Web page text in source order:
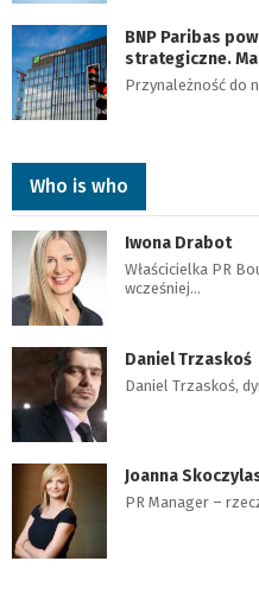
BNP Paribas
strategiczne.
Przynależność do
Who is who
Iwona Drabot
Właścicielka PR
wcześniej…
Daniel Trzaskoś
Daniel Trzaskoś,
Joanna
PR Manager –